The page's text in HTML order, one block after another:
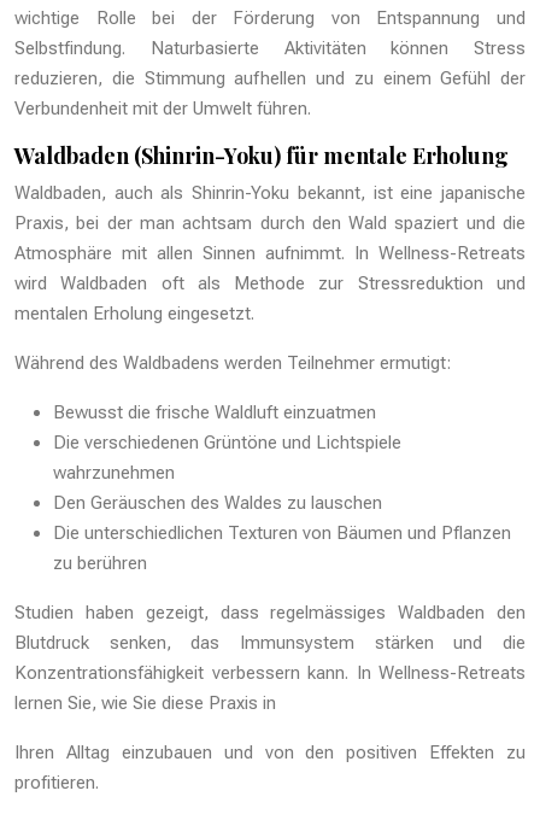
wichtige Rolle bei der Förderung von Entspannung und
Selbstfindung. Naturbasierte Aktivitäten können Stress
reduzieren, die Stimmung aufhellen und zu einem Gefühl der
Verbundenheit mit der Umwelt führen.
Waldbaden (Shinrin-Yoku) für mentale Erholung
Waldbaden, auch als Shinrin-Yoku bekannt, ist eine japanische
Praxis, bei der man achtsam durch den Wald spaziert und die
Atmosphäre mit allen Sinnen aufnimmt. In Wellness-Retreats
wird Waldbaden oft als Methode zur Stressreduktion und
mentalen Erholung eingesetzt.
Während des Waldbadens werden Teilnehmer ermutigt:
Bewusst die frische Waldluft einzuatmen
Die verschiedenen Grüntöne und Lichtspiele
wahrzunehmen
Den Geräuschen des Waldes zu lauschen
Die unterschiedlichen Texturen von Bäumen und Pflanzen
zu berühren
Studien haben gezeigt, dass regelmässiges Waldbaden den
Blutdruck senken, das Immunsystem stärken und die
Konzentrationsfähigkeit verbessern kann. In Wellness-Retreats
lernen Sie, wie Sie diese Praxis in
Ihren Alltag einzubauen und von den positiven Effekten zu
profitieren.